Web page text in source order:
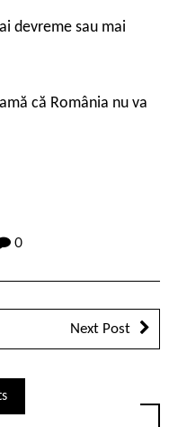
devreme sau mai
că România nu va
0
Next Post